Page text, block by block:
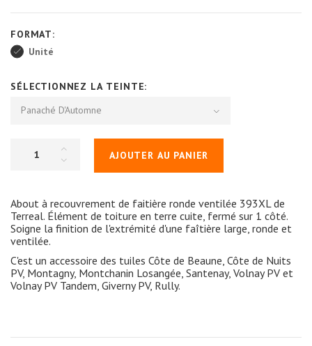
FORMAT:
Unité
SÉLECTIONNEZ LA TEINTE:
Panaché D'Automne
AJOUTER AU PANIER
About à recouvrement de faitière ronde ventilée 393XL de
Terreal. Élément de toiture en terre cuite, fermé sur 1 côté.
Soigne la finition de l'extrémité d'une faîtière large, ronde et
ventilée.
C'est un accessoire des tuiles Côte de Beaune, Côte de Nuits
PV, Montagny, Montchanin Losangée, Santenay, Volnay PV et
Volnay PV Tandem, Giverny PV, Rully.